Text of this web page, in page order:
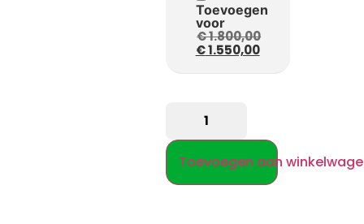
Toevoegen
voor
€1.800,00
€1.550,00
Toevoegen aan